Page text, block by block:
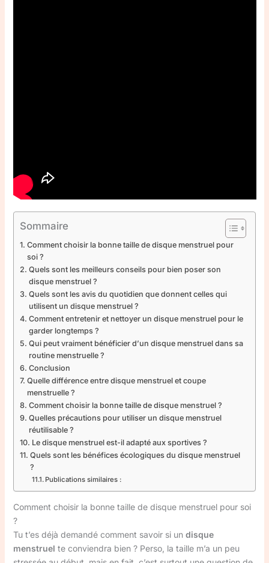
Sommaire
Comment choisir la bonne taille de disque menstruel pour
soi ?
Quels sont les meilleurs conseils pour bien poser son
disque menstruel ?
Quels sont les avis du quotidien que donnent celles qui
utilisent un disque menstruel ?
Comment entretenir et nettoyer un disque menstruel pour le
garder longtemps ?
Qui peut vraiment bénéficier d’un disque menstruel dans sa
routine menstruelle ?
Conclusion
Quelle différence entre disque menstruel et coupe
menstruelle ?
Comment choisir la bonne taille de disque menstruel ?
Quelles précautions pour utiliser un disque menstruel
réutilisable ?
Le disque menstruel est-il adapté aux sportives ?
Quels sont les bénéfices écologiques du disque menstruel
?
Publications similaires :
Comment choisir la bonne taille de disque menstruel pour soi
?
Tu t’es déjà demandé comment savoir si un disque
menstruel te conviendra bien ? Perso, la taille m’a un peu